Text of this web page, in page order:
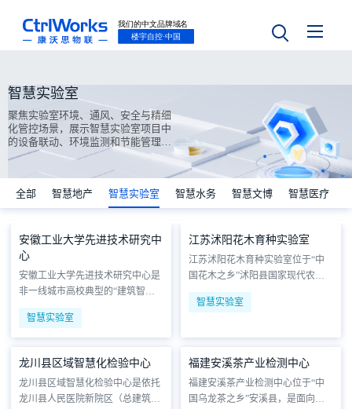
智慧实验室
聚焦实验室环境、通风、安全与精细
化管控场景，展示智慧实验室项目中
的设备联动、环境监测和节能管理成
果。
全部 智慧地产 智慧实验室 智慧水务 智慧文博 智慧医疗
安徽工业大学先进技术研究中
心
安徽工业大学先进技术研究中心是
非一线城市高校典型的“建筑智能
属于安徽工业大学，聚焦材料科
学、精密检测与超算科研三大前沿
学术交流于一体的综合性科研平
台。项目总建筑面积约3.6万㎡（其
中地上约3.07万㎡，地下约0.58万
智慧实验室
江苏沭阳花木育种实验室
江苏沭阳花木育种实验室位于“中
国花木之乡”沭阳县国家现代农业
护、新品种选育与组培快繁于一体
筑面积约3000平方米，核心区域由
玻璃温室构成。实验室严格对标生
物安全与洁净环境标准，系统布局
了分子标记实验室、植物组培室…
智慧实验室
龙川县区域智慧化检验中心
龙川县区域智慧化检验中心是依托
龙川县人民医院新院区（总建筑面
福建安溪茶产业检测中心
福建安溪茶产业检测中心位于“中
国乌龙茶之乡”安溪县，是面向全